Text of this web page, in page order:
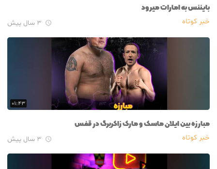
بایننس به امارات میرود
خبر کوتاه ۳ سال پیش 
۰۱:۴۳
مبارزه بین ایلان ماسک و مارک زاکربرگ در قفس
خبر کوتاه ۳ سال پیش 